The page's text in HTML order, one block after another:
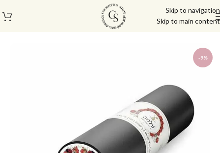
Skip to navigation
Skip to main content
-9%